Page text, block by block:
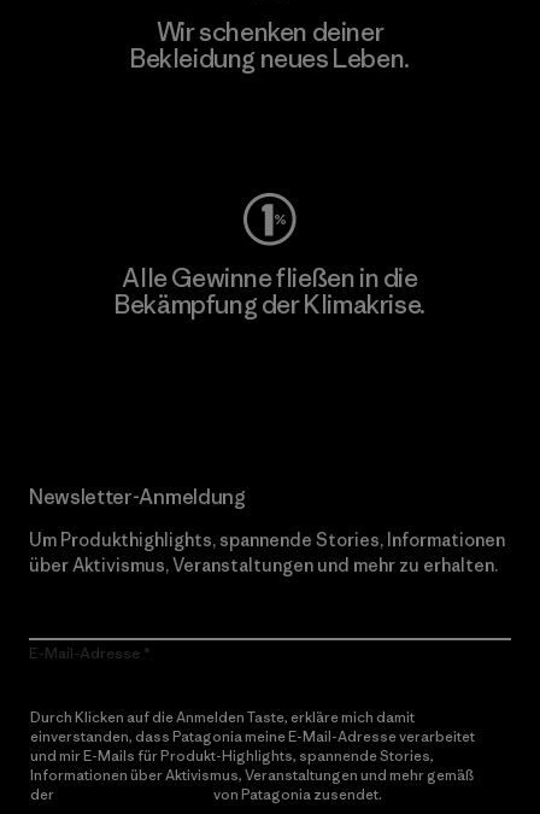
Wir schenken deiner
Bekleidung neues Leben.
Alle Gewinne fließen in die
Bekämpfung der Klimakrise.
Newsletter-Anmeldung
Um Produkthighlights, spannende Stories, Informationen
über Aktivismus, Veranstaltungen und mehr zu erhalten.
E-Mail-Adresse
Durch Klicken auf die Anmelden Taste, erkläre mich damit
einverstanden, dass Patagonia meine E-Mail-Adresse verarbeitet
und mir E-Mails für Produkt-Highlights, spannende Stories,
Informationen über Aktivismus, Veranstaltungen und mehr gemäß
der
von Patagonia zusendet.